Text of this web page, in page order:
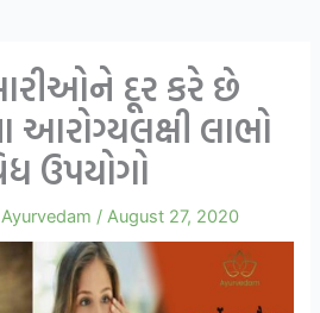
દૂર કરે છે
આરોગ્યલક્ષી લાભો
ઉપયોગો
Ayurvedam /August 27, 2020